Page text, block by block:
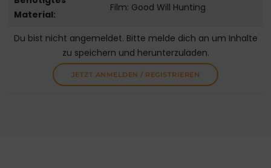
Material:
Film: Good Will Hunting
Du bist nicht angemeldet. Bitte melde dich an um Inhalte
zu speichern und herunterzuladen.
JETZT ANMELDEN / REGISTRIEREN